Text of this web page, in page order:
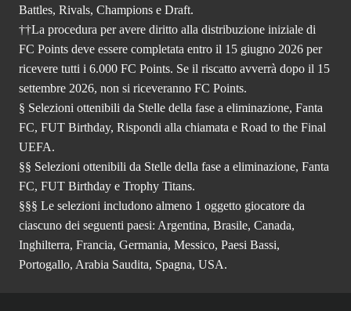
Battles, Rivals, Champions e Draft.
††La procedura per avere diritto alla distribuzione iniziale di
FC Points deve essere completata entro il 15 giugno 2026 per
ricevere tutti i 6.000 FC Points. Se il riscatto avverrà dopo il 15
settembre 2026, non si riceveranno FC Points.
§ Selezioni ottenibili da Stelle della fase a eliminazione, Fanta
FC, FUT Birthday, Rispondi alla chiamata e Road to the Final
UEFA.
§§ Selezioni ottenibili da Stelle della fase a eliminazione, Fanta
FC, FUT Birthday e Trophy Titans.
§§§ Le selezioni includono almeno 1 oggetto giocatore da
ciascuno dei seguenti paesi: Argentina, Brasile, Canada,
Inghilterra, Francia, Germania, Messico, Paesi Bassi,
Portogallo, Arabia Saudita, Spagna, USA.